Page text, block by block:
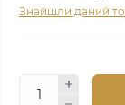
Знайшли даний